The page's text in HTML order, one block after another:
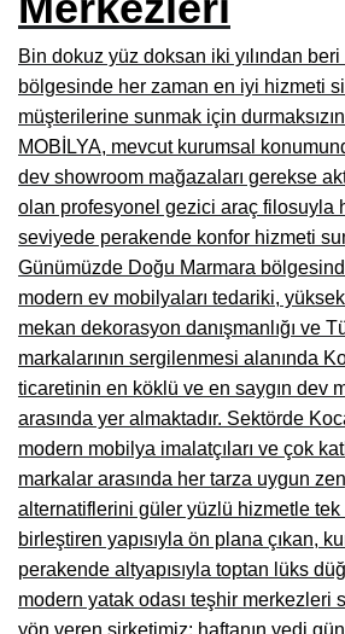
Burdur Mobilya İmalatçıları, Fabrikaları,
Eskişehir Mobilyacılar, Mobilya
Isparta Mobilyacılar, Mobilya Mağazaları,
Çankırı Mobilyacılar, Mobilya Mağazaları,
Mersin Mobilyacılar, Mobilya Mağazaları,
Antalya Mobilyacıları, Mobilya
Bolu Mobilyacılar, Mobilya Mağazaları,
Kırklareli Mobilyacılar, Mobilya Firmaları,
Muğla Mobilyacılar, Mobilya Mağazaları,
Kastamonu Mobilya Mağazaları, Firmaları
Sakarya Mobilyacılar, Mobilya Mağazaları,
Manisa Mobilyacılar, Mobilya Fabrikaları,
Osmaniye Mobilyacılar, Mobilya
Bin dokuz yüz doksan iki yılından
bölgesinde her zaman en iyi hizmeti
müşterilerine sunmak için
MOBİLYA, mevcut kurumsal
dev showroom mağazaları gerekse
olan profesyonel gezici araç filosuyla
seviyede perakende konfor hizmeti
Günümüzde Doğu Marmara
modern ev mobilyaları tedariki,
mekan dekorasyon danışmanlığı ve
markalarının sergilenmesi alanında
ticaretinin en köklü ve en saygın dev
arasında yer almaktadır. Sektörde
modern mobilya imalatçıları ve çok
markalar arasında her tarza uygun
alternatiflerini güler yüzlü hizmetle tek
birleştiren yapısıyla ön plana çıkan,
perakende altyapısıyla toptan lüks
modern yatak odası teşhir merkezleri
yön veren şirketimiz; haftanın yedi